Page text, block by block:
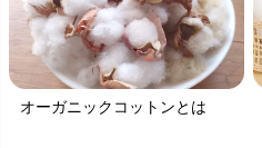
オーガニックコットンとは